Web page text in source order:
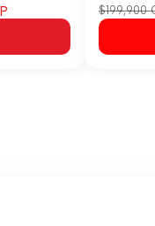
Precio
regular
$199,900